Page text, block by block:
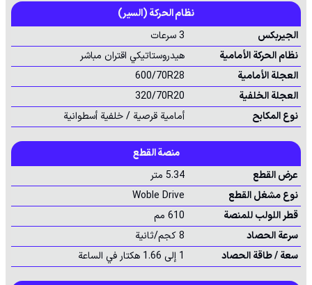
نظام الحركة (السير)
الجيربكس
3 سرعات
نظام الحركة الأمامية
هيدروستاتيكي اقتران مباشر
العجلة الأمامية
600/70R28
العجلة الخلفية
320/70R20
نوع المكابح
أمامية قرصية / خلفية أسطوانية
منصة القطع
عرض القطع
5.34 متر
نوع مشغل القطع
Woble Drive
قطر اللولب للمنصة
610 مم
سرعة الحصاد
8 كجم/ثانية
سعة / طاقة الحصاد
1 إلى 1.66 هكتار في الساعة